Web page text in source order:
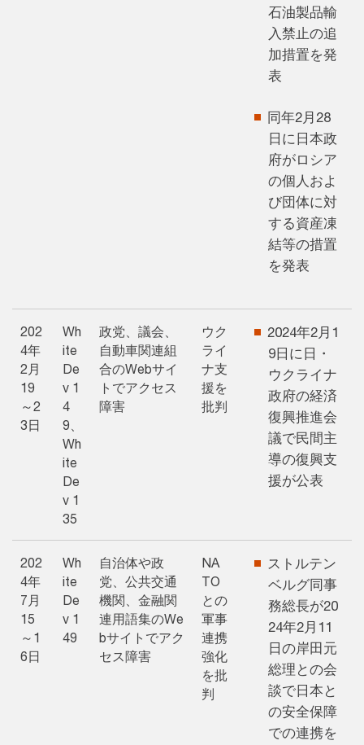
石油製品輸
入禁止の追
加措置を発
表
同年2月28
日に日本政
府がロシア
の個人およ
び団体に対
する資産凍
結等の措置
を発表
202
4年
2月
19
～2
3日
Wh
ite
De
v 1
4
9、
Wh
ite
De
v 1
35
政党、議会、
自動車関連組
合のWebサイ
トでアクセス
障害
ウク
ライ
ナ支
援を
批判
2024年2月1
9日に日・
ウクライナ
政府の経済
復興推進会
議で民間主
導の復興支
援が公表
202
4年
7月
15
～1
6日
Wh
ite
De
v 1
49
自治体や政
党、公共交通
機関、金融関
連用語集のWe
bサイトでアク
セス障害
NA
TO
との
軍事
連携
強化
を批
判
ストルテン
ベルグ同事
務総長が20
24年2月11
日の岸田元
総理との会
談で日本と
の安全保障
での連携を